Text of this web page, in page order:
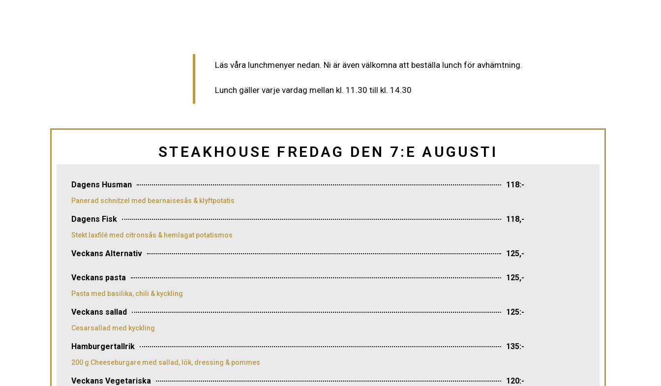
Läs våra lunchmenyer nedan. Ni är även välkomna att beställa lunch för avhämtning.
Lunch gäller varje vardag mellan kl. 11.30 till kl. 14.30
STEAKHOUSE FREDAG DEN 7:E AUGUSTI
Dagens Husman 118:-
Panerad schnitzel med bearnaisesås & klyftpotatis
Dagens Fisk 118,-
Stekt laxfilé med citronsås & hemlagat potatismos
Veckans Alternativ 125,-
Veckans pasta 125,-
Pasta med basilika, chili & kyckling
Veckans sallad 125:-
Cesarsallad med kyckling
Hamburgertallrik 135:-
200 g Cheeseburgare med sallad, lök, dressing & pommes
Veckans Vegetariska 120:-